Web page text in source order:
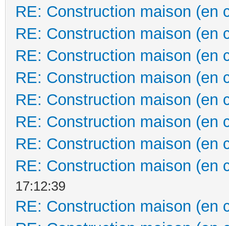
RE: Construction maison (en
RE: Construction maison (en
RE: Construction maison (en
RE: Construction maison (en
RE: Construction maison (en
RE: Construction maison (en
RE: Construction maison (en
RE: Construction maison (en
17:12:39
RE: Construction maison (en